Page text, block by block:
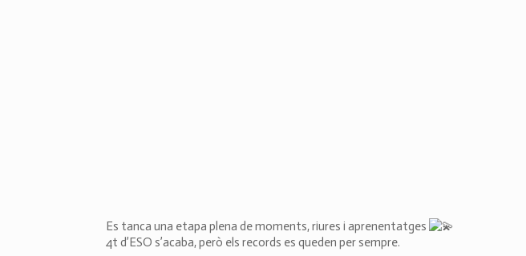
Es tanca una etapa plena de moments, riures i aprenentatges
4t d’ESO s’acaba, però els records es queden per sempre.